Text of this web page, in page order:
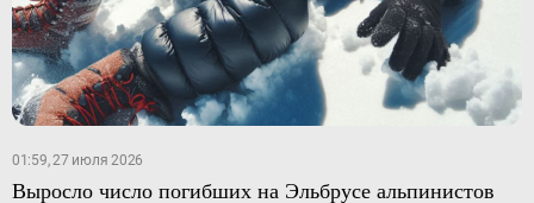
01:59, 27 июля 2026
Выросло число погибших на Эльбрусе альпинистов